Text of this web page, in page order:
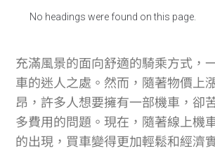
No headings were found on this page.
充滿風景的面向舒適的騎乘方式，
車的迷人之處。然而，隨著物價上
昂，許多人想要擁有一部機車，卻
多費用的問題。現在，隨著線上機
的出現，買車變得更加輕鬆和經濟